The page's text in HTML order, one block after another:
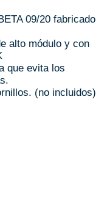
09/20 fabricado
alto módulo y con
que evita los
(no incluidos)